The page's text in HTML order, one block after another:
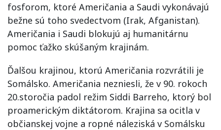
fosforom, ktoré Američania a Saudi vykonávajú
bežne sú toho svedectvom (Irak, Afganistan).
Američania i Saudi blokujú aj humanitárnu
pomoc ťažko skúšaným krajinám.
Ďalšou krajinou, ktorú Američania rozvrátili je
Somálsko. Američania nezniesli, že v 90. rokoch
20.storočia padol režim Siddi Barreho, ktorý bol
proamerickým diktátorom. Krajina sa ocitla v
občianskej vojne a ropné náleziská v Somálsku